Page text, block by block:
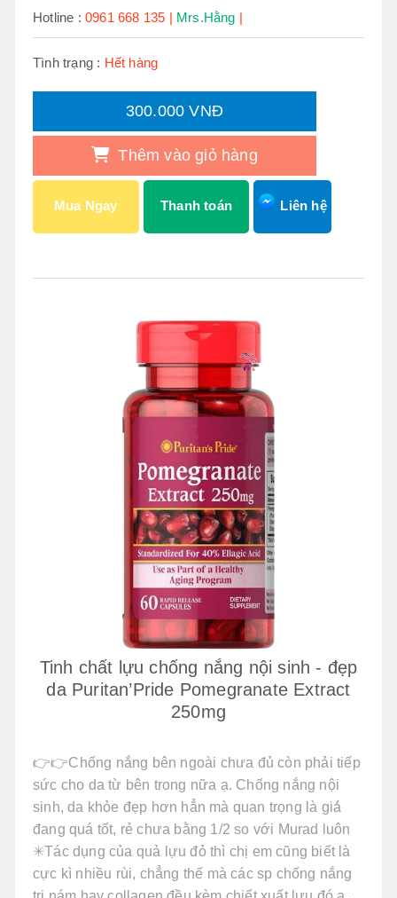
Hotline :0961 668 135 | Mrs.Hằng |
Tình trạng : Hết hàng
300.000 VNĐ
Thêm vào giỏ hàng
Mua Ngay Thanh toán Liên hệ
Tinh chất lựu chống nắng nội sinh - đẹp
da Puritan’Pride Pomegranate Extract
250mg
👉👉Chống nắng bên ngoài chưa đủ còn phải tiếp
sức cho da từ bên trong nữa ạ. Chống nắng nội
sinh, da khỏe đẹp hơn hẳn mà quan trọng là giá́
đang quá tốt, rẻ chưa bằng 1/2 so với Murad luôn
✳Tác dụng của quả lựu đỏ thì chị em cũng biết là
cực kì nhiều rùi, chẳng thế mà các sp chống nắng